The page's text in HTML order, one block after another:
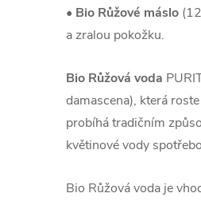
• Bio Růžové máslo
a zralou pokožku.
Bio Růžová voda
damascena), která
probíhá tradičním
květinové vody
Bio Růžová voda je